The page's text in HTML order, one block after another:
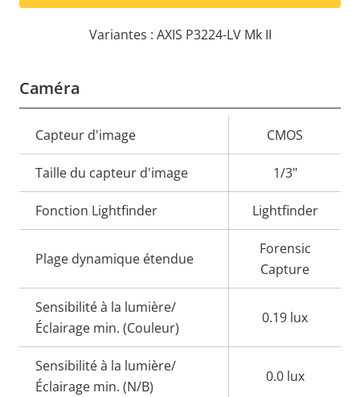
Variantes : AXIS P3224-LV Mk II
Caméra
Description
de la
propriété
la
propriété
Capteur d'image CMOS
Taille du capteur d'image 1/3"
Fonction Lightfinder Lightfinder
Plage dynamique étendue
Forensic
Capture
Sensibilité à la lumière/
Éclairage min. (Couleur)
0.19 lux
Sensibilité à la lumière/
Éclairage min. (N/B)
0.0 lux